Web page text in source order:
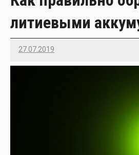
литиевыми
27.07.2019
Imatvey